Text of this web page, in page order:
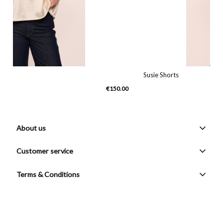
About us
Customer service
Terms & Conditions